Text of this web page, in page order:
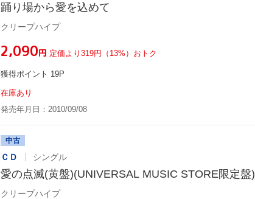
踊り場から愛を込めて
クリープハイプ
¥2,090円 定価より319円（13%）おトク
獲得ポイント 19P
在庫あり
発売年月日：2010/09/08
中古
ＣＤ シングル
愛の点滅(黄盤)(UNIVERSAL MUSIC STORE限定盤)
クリープハイプ